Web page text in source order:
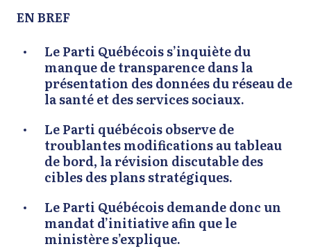
EN BREF
Le Parti Québécois s’inquiète du
manque de transparence dans la
présentation des données du réseau de
la santé et des services sociaux.
Le Parti québécois observe de
troublantes modifications au tableau
de bord, la révision discutable des
cibles des plans stratégiques.
Le Parti Québécois demande donc un
mandat d’initiative afin que le
ministère s’explique.